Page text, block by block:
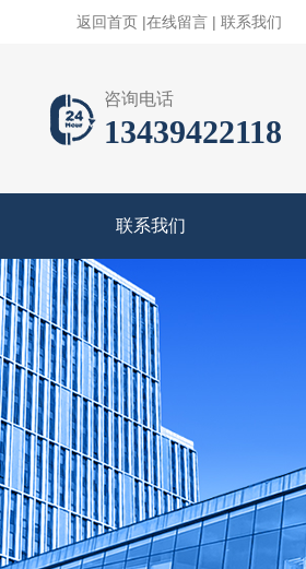
返回首页 |在线留言 | 联系我们
咨询电话
13439422118
联系我们